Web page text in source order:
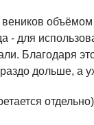
для
дольше, а
отдельно)